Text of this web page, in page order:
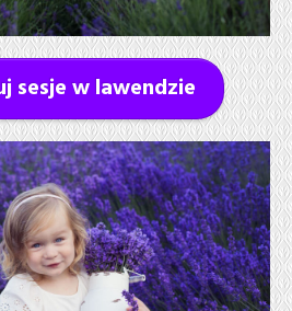
sesje w lawendzie